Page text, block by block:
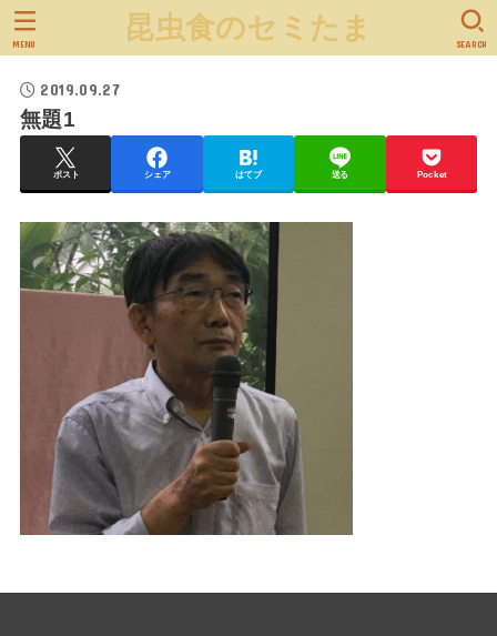
昆虫食のセミたま SEARCH
MENU
2019.09.27
無題1
ポスト シェア はてブ 送る Pocket